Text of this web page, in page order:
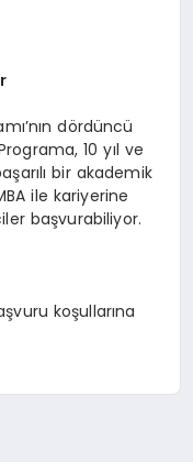
dördüncü
10 yıl ve
bir akademik
ile kariyerine
başvurabiliyor.
koşullarına